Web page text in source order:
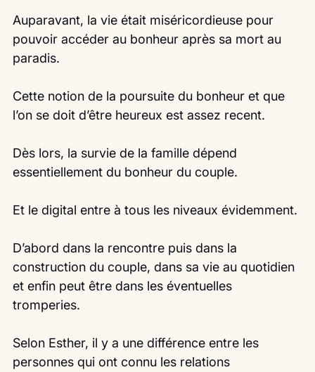
Auparavant, la vie était miséricordieuse pour
pouvoir accéder au bonheur après sa mort au
paradis.
Cette notion de la poursuite du bonheur et que
l’on se doit d’être heureux est assez recent.
Dès lors, la survie de la famille dépend
essentiellement du bonheur du couple.
Et le digital entre à tous les niveaux évidemment.
D’abord dans la rencontre puis dans la
construction du couple, dans sa vie au quotidien
et enfin peut être dans les éventuelles
tromperies.
Selon Esther, il y a une différence entre les
personnes qui ont connu les relations